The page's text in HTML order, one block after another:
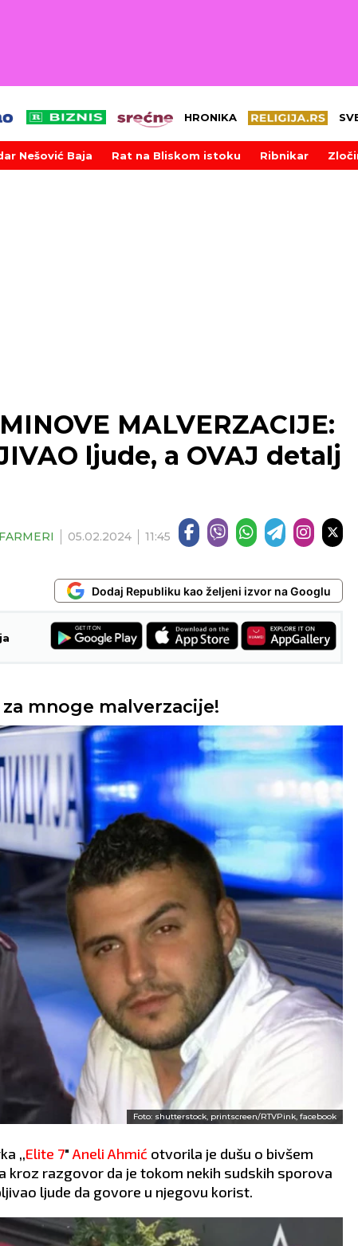
HRONIKA
Nešović Baja Rat na Bliskom istoku Ribnikar
MALVERZACIJE:
ljude, a OVAJ detalj
05.02.2024 11:45
Dodaj Republiku kao željeni izvor na Googlu
mnoge malverzacije!
Foto: shutterstock, printscreen/RTVPink, facebook
,,Elite 7" Aneli Ahmić otvorila je dušu o bivšem
kroz razgovor da je tokom nekih sudskih sporova
ljude da govore u njegovu korist.